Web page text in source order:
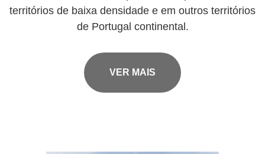
territórios de baixa densidade e em outros territórios
de Portugal continental.
VER MAIS